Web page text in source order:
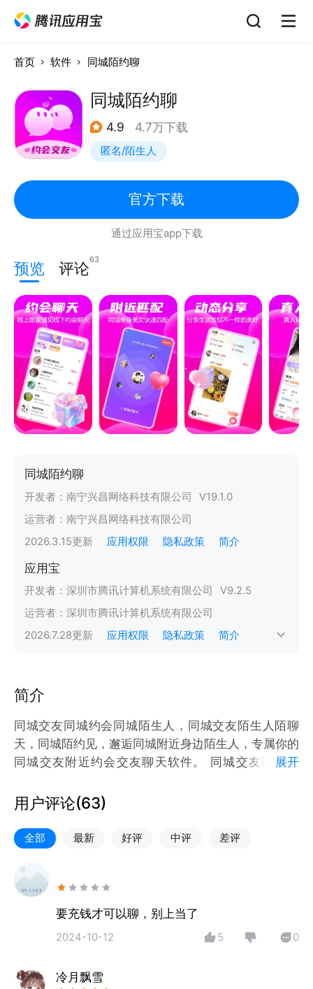
首页 软件 同城陌约聊
同城陌约聊
4.9 4.7万下载
匿名/陌生人
官方下载
通过应用宝app下载
预览 评论63
同城陌约聊
开发者： 南宁兴昌网络科技有限公司 V19.1.0
运营者： 南宁兴昌网络科技有限公司
2026.3.15更新 应用权限 隐私政策 简介
应用宝
开发者： 深圳市腾讯计算机系统有限公司 V9.2.5
运营者： 深圳市腾讯计算机系统有限公司
2026.7.28更新 应用权限 隐私政策 简介
简介
同城交友同城约会同城陌生人，同城交友陌生人陌聊
天，同城陌约见，邂逅同城附近身边陌生人，专属你的
同城交友附近约会交友聊天软件。 同城交友同城约
接拨通，面对面亲密聊，打造附近零距离同城交友聊天
爱聊恋爱平台，让同城人脱单交友约会不再是难题！在
这里你可以随时随地与附近高颜值陌生的TA面对面探
讨探聊天交友约会。 集合同城附近单身异性在线畅聊
交友，同城交友3秒搭讪一分钟进入甜蜜互动聊天模式
全新同城交友附近约聊约见面功能，更有同城附近单身
异性24小时在线互动嗨聊，陌陌生发现身边有缘人，
有料有颜值，来场不一样的同城交友同城约会聊天交友
新体验。 【附近聊天】陌生人交友语音聊天平台软
天、社交于一体的面对面聊天平台，是一款附近陌陌比
展开
用户评论(63)
全部 最新 好评 中评 差评
要充钱才可以聊，别上当了
2024-10-12 5 0
冷月飘雪